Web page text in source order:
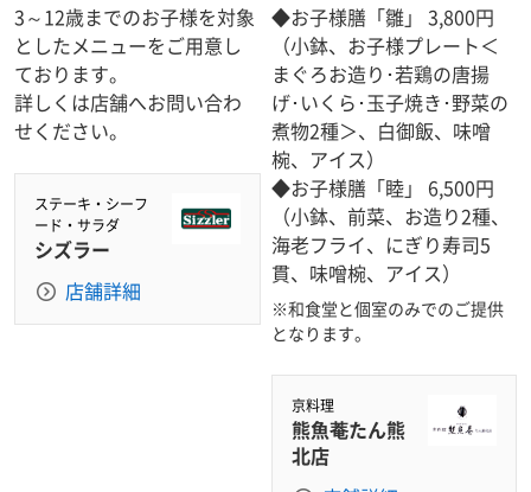
3～12歳までのお子様を対象
としたメニューをご用意し
ております。
詳しくは店舗へお問い合わ
せください。
ステーキ・シーフ
ード・サラダ
シズラー
店舗詳細
◆お子様膳「雛」 3,800円
（小鉢、お子様プレート＜
まぐろお造り･若鶏の唐揚
げ･いくら･玉子焼き･野菜の
煮物2種＞、白御飯、味噌
椀、アイス）
◆お子様膳「睦」 6,500円
（小鉢、前菜、お造り2種、
海老フライ、にぎり寿司5
貫、味噌椀、アイス）
※和食堂と個室のみでのご提供
となります。
京料理
熊魚菴たん熊
北店